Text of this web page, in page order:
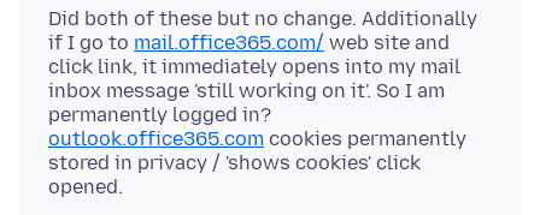
Did both of these but no change. Additionally
if I go to mail.office365.com/ web site and
click link, it immediately opens into my mail
inbox message 'still working on it'. So I am
outlook.office365.com cookies permanently
stored in privacy / 'shows cookies' click